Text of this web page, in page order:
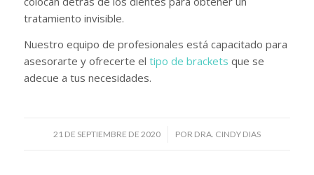
tratamiento invisible.
Nuestro equipo de profesionales está capacitado para
asesorarte y ofrecerte el tipo de brackets que se
adecue a tus necesidades.
21 DE SEPTIEMBRE DE 2020
/ POR DRA. CINDY DIAS